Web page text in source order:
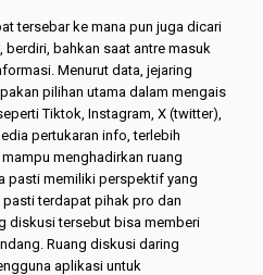
tersebar ke mana pun juga dicari
bahkan saat antre masuk
Menurut data, jejaring
pilihan utama dalam mengais
Tiktok, Instagram, X (twitter),
pertukaran info, terlebih
menghadirkan ruang
pasti memiliki perspektif yang
terdapat pihak pro dan
diskusi tersebut bisa memberi
Ruang diskusi daring
aplikasi untuk